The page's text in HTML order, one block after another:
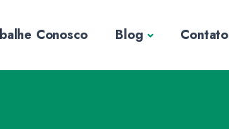
Conosco Blog Contato